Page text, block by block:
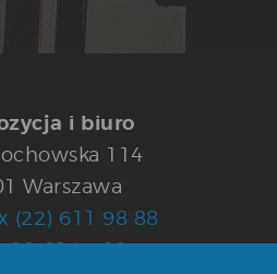
i biuro
114
Warszawa
(22) 611 98 88